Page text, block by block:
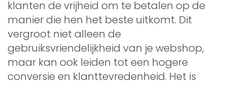
klanten de vrijheid om te betalen op de
manier die hen het beste uitkomt. Dit
vergroot niet alleen de
gebruiksvriendelijkheid van je webshop,
maar kan ook leiden tot een hogere
conversie en klanttevredenheid. Het is